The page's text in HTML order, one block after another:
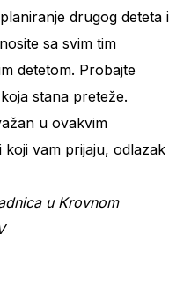
drugog deteta i
sa svim tim
detetom. Probajte
stana preteže.
u ovakvim
koji vam prijaju, odlazak
u Krovnom